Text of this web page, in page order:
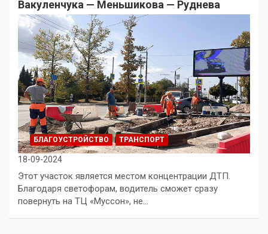
Вакуленчука — Меньшикова — Руднева
БЛАГОУСТРОЙСТВО ТРАНСПОРТ
18-09-2024
Этот участок является местом концентрации ДТП.
Благодаря светофорам, водитель сможет сразу
повернуть на ТЦ «Муссон», не…